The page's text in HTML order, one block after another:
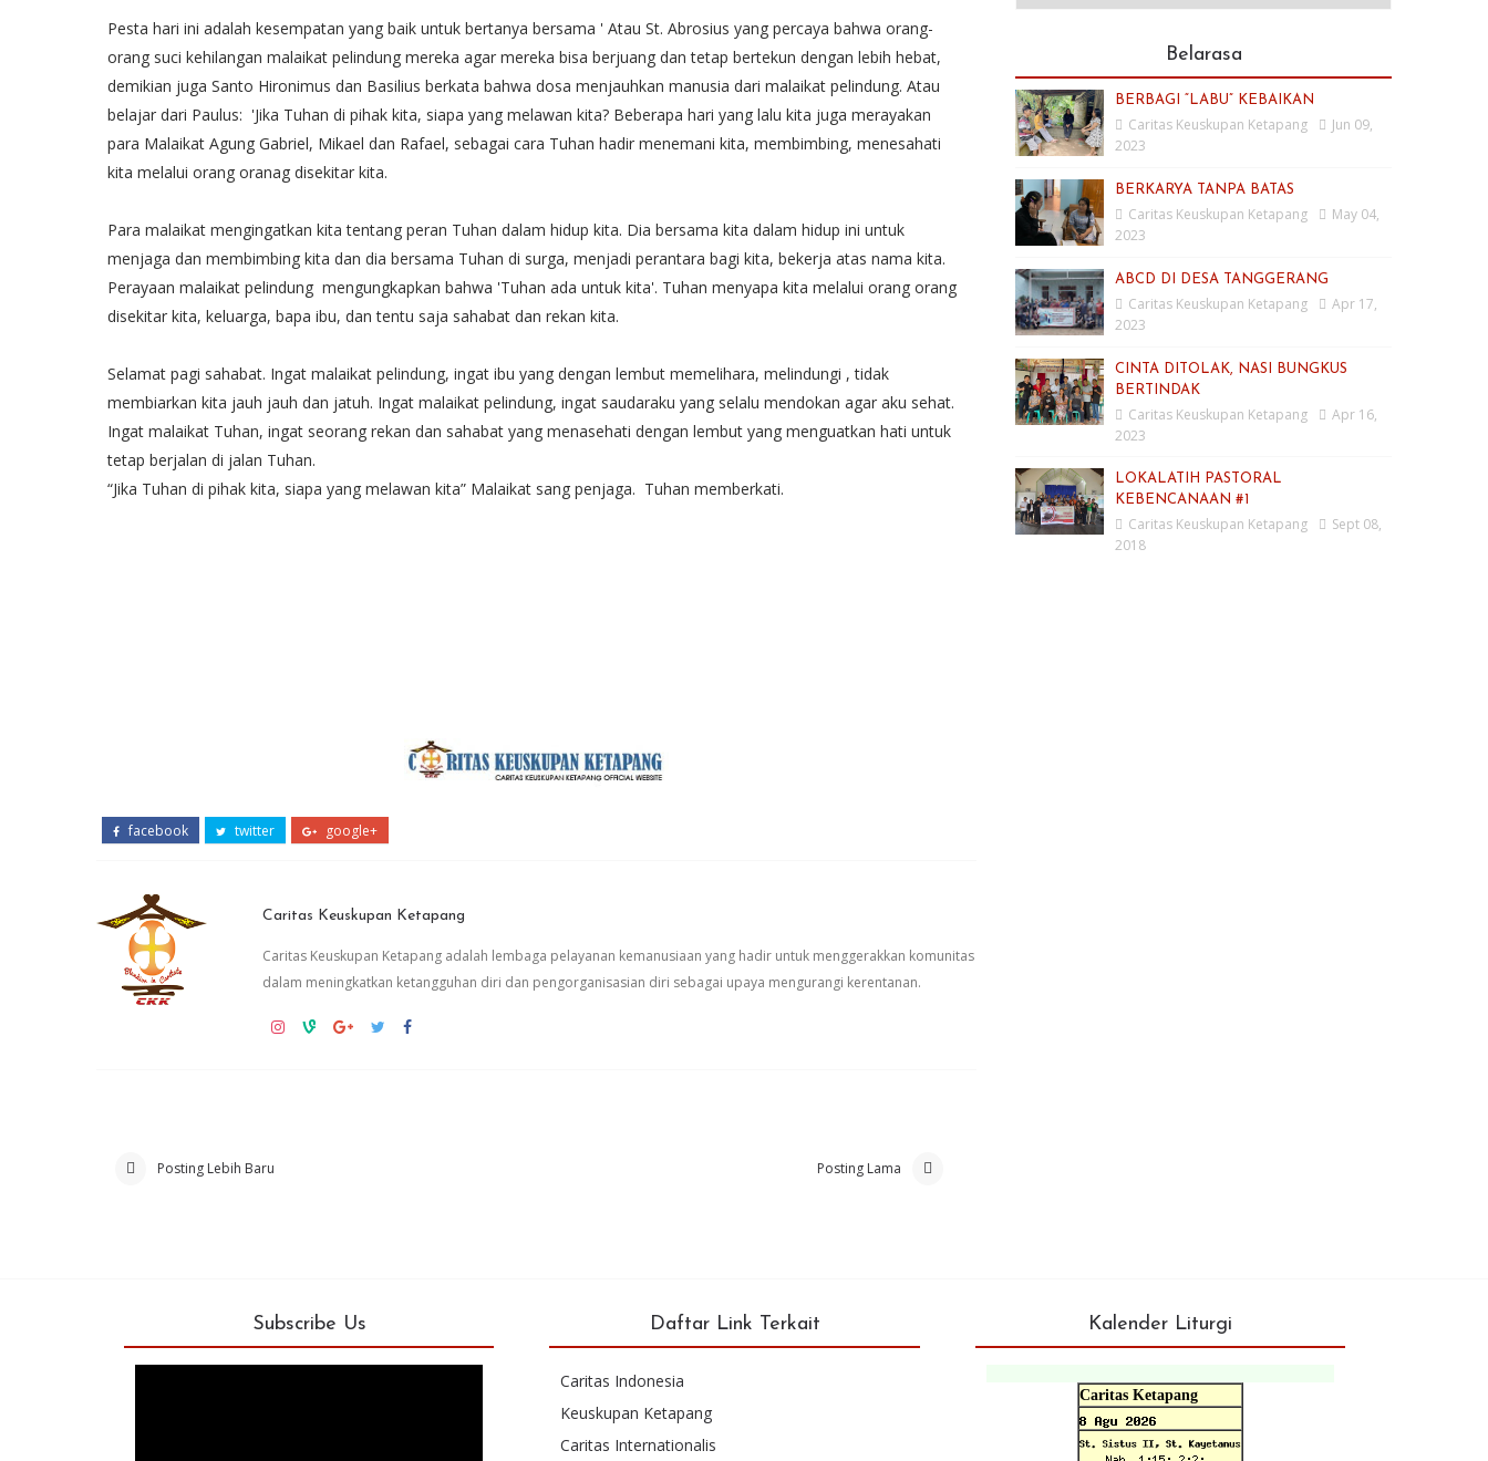
Pesta hari ini adalah kesempatan yang baik untuk bertanya bersama ' Atau St. Abrosius yang percaya bahwa orang-
orang suci kehilangan malaikat pelindung mereka agar mereka bisa berjuang dan tetap bertekun dengan lebih hebat,
demikian juga Santo Hironimus dan Basilius berkata bahwa dosa menjauhkan manusia dari malaikat pelindung. Atau
belajar dari Paulus: 'Jika Tuhan di pihak kita, siapa yang melawan kita? Beberapa hari yang lalu kita juga merayakan
para Malaikat Agung Gabriel, Mikael dan Rafael, sebagai cara Tuhan hadir menemani kita, membimbing, menesahati
kita melalui orang oranag disekitar kita.
Para malaikat mengingatkan kita tentang peran Tuhan dalam hidup kita. Dia bersama kita dalam hidup ini untuk
menjaga dan membimbing kita dan dia bersama Tuhan di surga, menjadi perantara bagi kita, bekerja atas nama kita.
Perayaan malaikat pelindung mengungkapkan bahwa 'Tuhan ada untuk kita'. Tuhan menyapa kita melalui orang orang
disekitar kita, keluarga, bapa ibu, dan tentu saja sahabat dan rekan kita.
Selamat pagi sahabat. Ingat malaikat pelindung, ingat ibu yang dengan lembut memelihara, melindungi , tidak
membiarkan kita jauh jauh dan jatuh. Ingat malaikat pelindung, ingat saudaraku yang selalu mendokan agar aku sehat.
Ingat malaikat Tuhan, ingat seorang rekan dan sahabat yang menasehati dengan lembut yang menguatkan hati untuk
tetap berjalan di jalan Tuhan.
“Jika Tuhan di pihak kita, siapa yang melawan kita” Malaikat sang penjaga. Tuhan memberkati.
facebook twitter google+
Caritas Keuskupan Ketapang
Caritas Keuskupan Ketapang adalah lembaga pelayanan kemanusiaan yang hadir untuk menggerakkan komunitas
dalam meningkatkan ketangguhan diri dan pengorganisasian diri sebagai upaya mengurangi kerentanan.
Posting Lebih Baru Posting Lama
Belarasa
BERBAGI “LABU” KEBAIKAN
Caritas Keuskupan Ketapang
Jun 09,
2023
BERKARYA TANPA BATAS
Caritas Keuskupan Ketapang
May 04,
2023
ABCD DI DESA TANGGERANG
Caritas Keuskupan Ketapang
Apr 17,
2023
CINTA DITOLAK, NASI BUNGKUS
BERTINDAK
Caritas Keuskupan Ketapang
Apr 16,
2023
LOKALATIH PASTORAL
KEBENCANAAN #1
Caritas Keuskupan Ketapang
Sept 08,
2018
Subscribe Us Daftar Link Terkait
Caritas Indonesia
Keuskupan Ketapang
Caritas Internationalis
Kalender Liturgi
Caritas Ketapang